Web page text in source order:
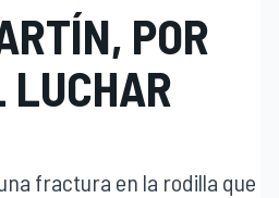
POR
LUCHAR
fractura en la rodilla que